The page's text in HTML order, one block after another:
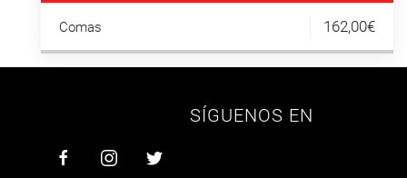
Comas 162,00€
SÍGUENOS EN